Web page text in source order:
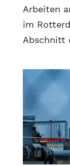
Arbeiten
im
Abschnitt